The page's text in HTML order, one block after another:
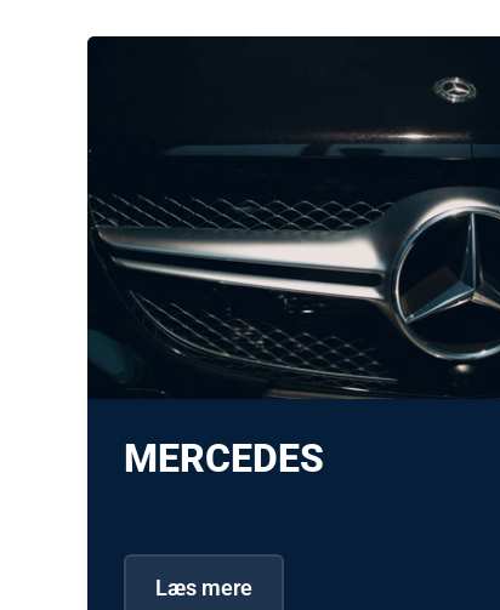
MERCEDES
Læs mere